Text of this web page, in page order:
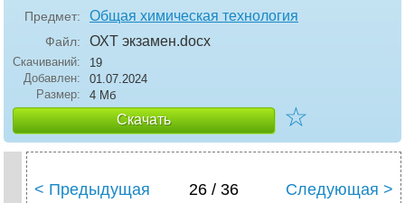
Предмет: Общая химическая технология
Файл: ОХТ экзамен.docx
Скачиваний:
19
Добавлен:
01.07.2024
Размер:
4 Мб
Скачать ☆
< Предыдущая 26 / 36 Следующая >